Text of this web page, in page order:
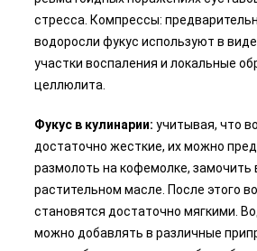
стресса. Компрессы:
водоросли фукус используют в
участки воспаления и локальные
целлюлита.
Фукус в кулинарии: учитывая, что
достаточно жесткие, их можно
размолоть на кофемолке, замочить
растительном масле. После этого
становятся достаточно мягкими.
можно добавлять в различные